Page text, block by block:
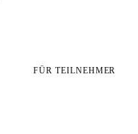
FÜR TEILNEHMER